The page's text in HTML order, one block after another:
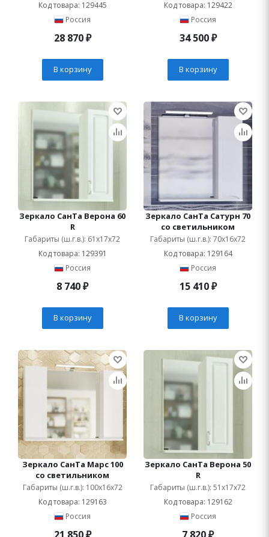
Код товара: 129445
Россия
28 870₽
В корзину
Код товара: 129422
Россия
34 500₽
В корзину
Зеркало СанТа Верона 60
R
Габариты (ш.г.в.): 61x17x72
Код товара: 129391
Россия
8 740₽
В корзину
Зеркало СанТа Сатурн 70
со светильником
Габариты (ш.г.в.): 70x16x72
Код товара: 129164
Россия
15 410₽
В корзину
Зеркало СанТа Марс 100
со светильником
Габариты (ш.г.в.): 100x16x72
Код товара: 129163
Россия
Зеркало СанТа Верона 50
R
Габариты (ш.г.в.): 51x17x72
Код товара: 129162
Россия